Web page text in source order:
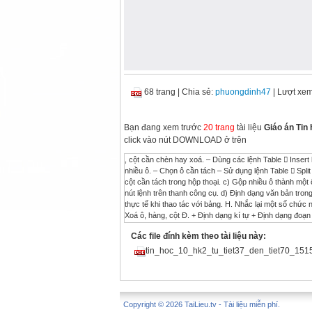
68 trang Chia sẻ: phuongdinh47 | Lượt
Bạn đang xem trước 20 trang tài liệu Giáo án Tin
click vào nút DOWNLOAD ở trên
, cột cần chèn hay xoá. – Dùng các lệnh Table  Insert hoặc Table  Delete, rồi chỉ rõ vị trí của đối tượng sẽ chèn. b) Tách một ô thành nhiều ô. – Chọn ô cần tách – Sử dụng lệnh Table  Split Cells hoặc nút lệnh trên thanh công cụ Table and Borders. – Nhập số hàng và số cột cần tách trong hộp thoại. c) Gộp nhiều ô thành một ô. – Chọn các ô liền nhau cần gộp. – Sử dụng lệnh Table  Merger Cells hoặc nháy nút lệnh trên thanh công cụ. d) Định dạng văn bản trong ô. Văn bản trong các ô được định  Cho HS nêu một số yêu cầu thường gặp trong thực tế khi thao tác với bảng. H. Nhắc lại một số chức năng định dạng văn bản?  Các nhóm thảo luận và trình bày. + Thêm ô, hàng, cột + Xoá ô, hàng, cột Đ. + Định dạng kí tự + Định dạng đoạn văn bản Giáo án Tin học 10 – HK2 Trường THPT Thuận Thành số 1 Gv: Nguyễn Ngọc Toàn Tổ: Lý – Tin - CN 40 dạng như văn bản thông thường. IV. CỦNG CỐ - DẶN DÒ: 1. Củng cố ; – Ý nghĩa các thao tác với bảng. – Văn bản trong mỗi ô được xem như là một đoạn văn bản. 2. Dặn dò : – Bài 1, 2, 3, 4, 5 SGK. – Luyện tập trên máy ở nhà. V. RÚT KINH NGHIỆM VÀ BỔ SUNG: ................................................................................................................................................... ................................................................................................................................................... ................................................................................................................................................... ................................................................................................................................................... ................................................................................................................................................... Ngày soạn: ././.. Ngày dạy: ././.. Tiết dạy: 54 BÀI TẬP I. MỤC TIÊU: 1. Kiến thức: – Củng cố cách tạo bảng, bước đầu làm quen các thao tác trong bảng – Nắm được các công cụ trợ giúp soạn thảo, cách tạo và làm việc với bảng, biết cách lập một bảng biểu. 2. Kĩ năng: – Luyện kĩ năng thực hiện các thao tác xử lí trong bảng. 3. Thái độ: – Rèn luyện phương pháp làm việc khoa học. II. CHUẨN BỊ: 1. Giáo viên: – Giáo án, tranh ảnh – Tổ chức hoạt động theo nhóm. 2. Học sinh: – Sách giáo khoa, vở ghi. Ôn tập các thao tác xử lí trong bảng. III. HOẠT ĐỘNG DẠY HỌC: 1. Ổn định tổ chức: Kiểm tra sĩ số lớp. 2. Kiểm tra bài cũ: (Lồng vào quá trình giải bài tập) 3. Nội dung bài mới: Nội dung Hoạt động của Giáo viên Hoạt động của Học sinh Hoạt động 1: Củng cố cách tạo và làm việc với bảng. Giáo án Tin học 10 – HK2 Trường THPT Thuận Thành số 1 Gv: Nguyễn Ngọc Toàn Tổ: Lý – Tin - CN 41 1. Để chọn một ô trong bảng, ta nháy chuột tại cạnh trái của ô đó. Đúng hay sai? 2. Các ô liền kề của một bảng có thể gộp lại thành một ô được không? Các ô đó phải thoả mãn điều kiện gì? 3. Có thể thực hiện các thao tác biên tập (sao chép, xoá, di chuyển) với một bảng như với văn bản thông thường. Đúng hay sai? 4. Trong các cách dưới đây, cách nào nên dùng để căn chỉnh nội dung trong một ô xuống sát đáy? a. Dùng các khoảng trống trước nội dung b. Nhấn nhiều lần phím Enter c. Chọn nút lệnh Cell Alignment 5. Hãy ghép mỗi chức năng ở 2 bảng sau: a) Tạo bảng b) Thêm hàng, cột c) Xoá hàng, cột d) Gộp ô e) Tách ô f) Sắp xếp trong bảng g) Tính toán trong bảng 1) Table  Merge Cells 2) Table  Insert 3) Table  Insert  Table 4) Table  Delete 5) Table  Formula... 6) Table  Split Cells 7) Table  Sort  GV phát phiếu câu hỏi cho các nhóm. Gọi một HS bất kì của mỗi nhóm trả lời, các HS khác bổ sung.  Các nhóm thảo luận, trả lời câu hỏi. 1. Đúng. 2. Có thể được, với điều kiện chúng tạo thành một miền hình chữ nhật. 3. Đúng. 4. Chọn nút lệnh cell Alignment. 5. a b c d e f g 3 2 4 1 6 7 5 Hoạt động 2: Giới thiệu thêm một số thao tác xử lí trong bảng 1.
Các file đính kèm theo tài liệu này:
Copyright © 2026 TaiLieu.tv - Tài liệu miễn phí.